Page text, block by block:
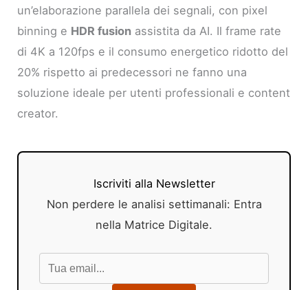
un’elaborazione parallela dei segnali, con pixel
binning e HDR fusion assistita da AI. Il frame rate
di 4K a 120fps e il consumo energetico ridotto del
20% rispetto ai predecessori ne fanno una
soluzione ideale per utenti professionali e content
creator.
Iscriviti alla Newsletter
Non perdere le analisi settimanali: Entra
nella Matrice Digitale.